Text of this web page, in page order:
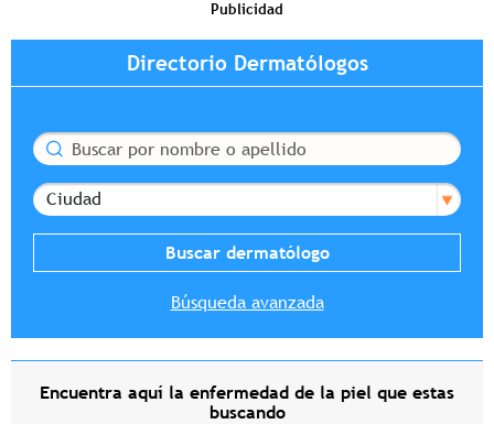
Publicidad
Directorio Dermatólogos
Buscar
Ciudad
Búsqueda avanzada
Encuentra aquí la enfermedad de la piel que estas
buscando